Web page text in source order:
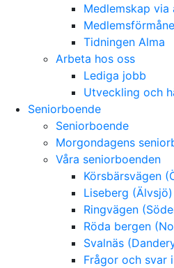
Medlemskap via
Tidningen Alma
Arbeta hos oss
Lediga jobb
Utveckling och
Seniorboende
Seniorboende
Morgondagens
Våra seniorboenden
Körsbärsvägen
Liseberg (Älvsjö)
Ringvägen
Röda bergen
Svalnäs
Frågor och svar